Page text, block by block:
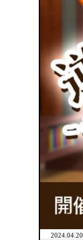
2024.04.20